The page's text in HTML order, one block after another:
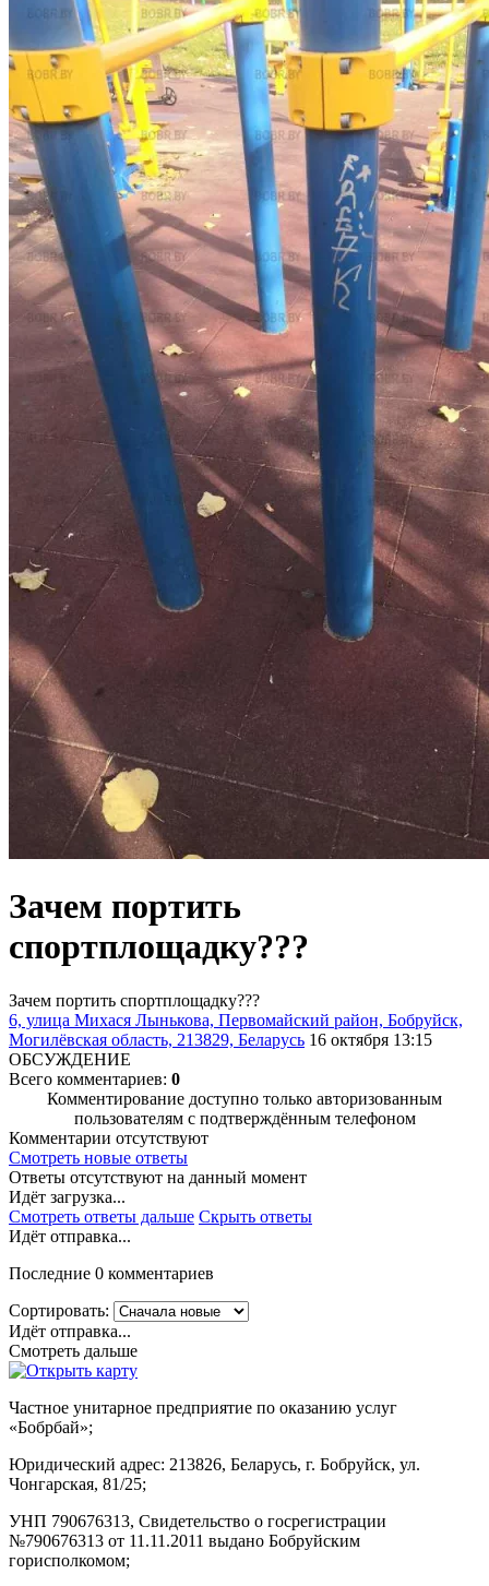
Зачем портить
спортплощадку???
Зачем портить спортплощадку???
6, улица Михася Лынькова, Первомайский район, Бобруйск,
Могилёвская область, 213829, Беларусь 16 октября 13:15
ОБСУЖДЕНИЕ
Всего комментариев: 0
Комментирование доступно только авторизованным
пользователям с подтверждённым телефоном
Комментарии отсутствуют
Смотреть новые ответы
Ответы отсутствуют на данный момент
Идёт загрузка...
Смотреть ответы дальше Скрыть ответы
Идёт отправка...
Последние 0 комментариев
Сортировать:
Идёт отправка...
Смотреть дальше
Частное унитарное предприятие по оказанию услуг
«Бобрбай»;
Юридический адрес: 213826, Беларусь, г. Бобруйск, ул.
Чонгарская, 81/25;
УНП 790676313, Свидетельство о госрегистрации
№790676313 от 11.11.2011 выдано Бобруйским
горисполкомом;